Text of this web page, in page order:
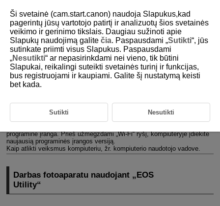
D185-174
Jungimas „ Wi-Fi“ ryšiu su
kompiuteriu
Šiame skyriuje aiškinama, kaip sujungti fotoaparatą su kompiuteriu
naudojant „
“ ryšį ir atlikti veiksmus fotoaparatu naudojantis EOS
programine įranga. Prieš užmegzdami „Wi-Fi“ ryšį, kompiuteryje įdiekite
naujausią programinės įrangos versiją.
Kaip atlikti veiksmus kompiuteriu, žr. kompiuterio naudotojo vadove.
Darbas fotoaparatu naudojant „EOS
Utility“
Ši svetainė (cam.start.canon) naudoja Slapukus,kad
pagerintų jūsų vartotojo patirtį ir analizuotų šios svetainės
veikimo ir gerinimo tikslais. Daugiau sužinoti apie
Slapukų naudojimą galite čia. Paspausdami „Sutikti“, jūs
sutinkate priimti visus Slapukus. Paspausdami
„Nesutikti“ ar nepasirinkdami nei vieno, tik būtini
Slapukai, reikalingi suteikti svetainės turinį ir funkcijas,
bus registruojami ir kaupiami. Galite šį nustatymą keisti
bet kada.
Sutikti Nesutikti